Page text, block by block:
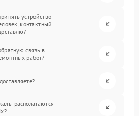
устройство
контактный
связь в
работ?
располагаются